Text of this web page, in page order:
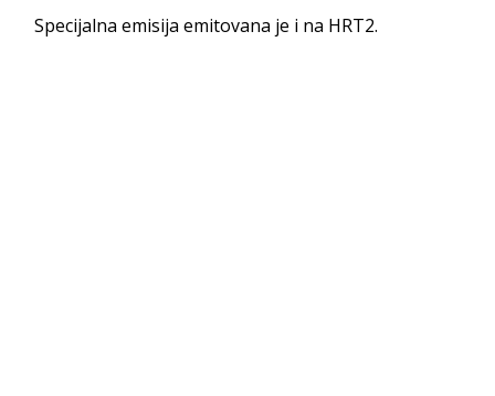
Specijalna emisija emitovana je i na HRT2.